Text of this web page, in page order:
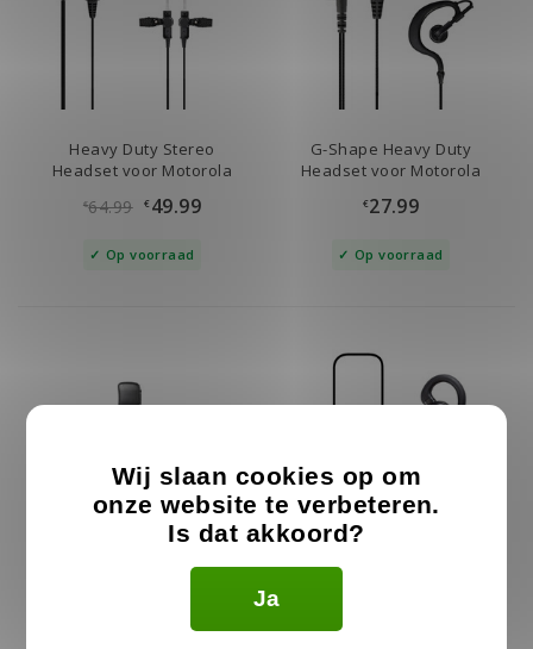
Heavy Duty Stereo
Headset voor Motorola
€64.99 €49.99
Op voorraad
G-Shape Heavy Duty
Headset voor Motorola
€27.99
Op voorraad
Wij slaan cookies op om
onze website te verbeteren.
Is dat akkoord?
Ja